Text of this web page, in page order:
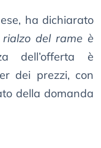
ha dichiarato
rialzo del rame è
dell’offerta è
dei prezzi, con
della domanda